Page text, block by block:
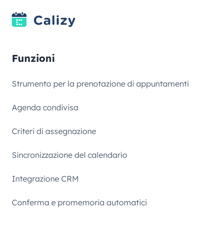
Funzioni
Strumento per la prenotazione di appuntamenti
Agenda condivisa
Criteri di assegnazione
Sincronizzazione del calendario
Integrazione CRM
Conferma e promemoria automatici